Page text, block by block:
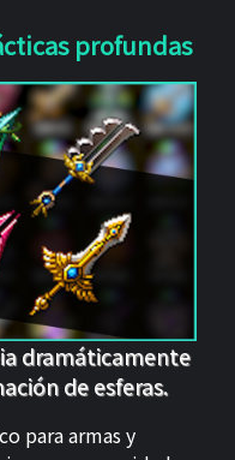
profundas
dramáticamente
de esferas.
para armas y